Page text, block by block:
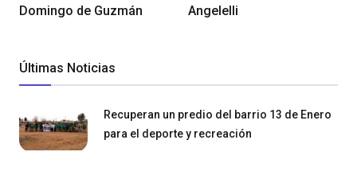
Domingo de Guzmán
Angelelli
Últimas Noticias
Recuperan un predio del barrio 13 de Enero
para el deporte y recreación